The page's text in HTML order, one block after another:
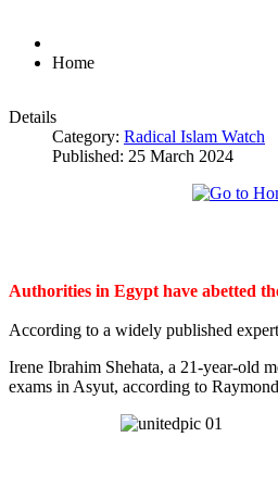
Home
Details
Category: Radical Islam Watch
Published: 25 March 2024
Authorities in Egypt have abetted
According to a widely published
Irene Ibrahim Shehata, a 21-year-old
exams in Asyut, according to